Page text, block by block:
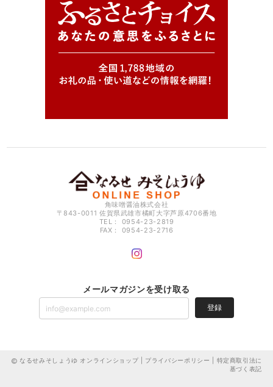
角味噌醤油株式会社
〒843-0011 佐賀県武雄市橘町大字芦原4706番地
TEL： 0954-23-2819
FAX： 0954-23-2716
メールマガジンを受け取る
登録
なるせみそしょうゆ オンラインショップ | プライバシーポリシー
特定商取引法に
基づく表記